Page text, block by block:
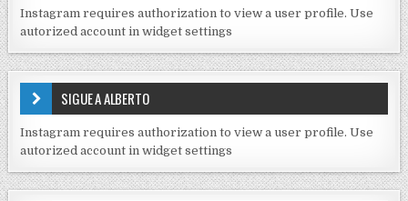
I
D
S
E
J
C
K
Instagram requires authorization to view a user profile. Use
autorized account in widget settings
SIGUE A ALBERTO
Instagram requires authorization to view a user profile. Use
autorized account in widget settings